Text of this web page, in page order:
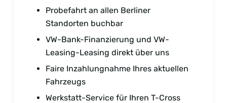
Probefahrt an allen Berliner
Standorten buchbar
VW-Bank-Finanzierung und VW-
Leasing-Leasing direkt über uns
Faire Inzahlungnahme Ihres aktuellen
Fahrzeugs
Werkstatt-Service für Ihren T-Cross